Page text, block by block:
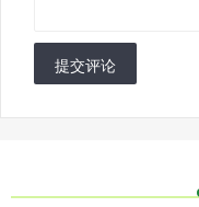
提交评论